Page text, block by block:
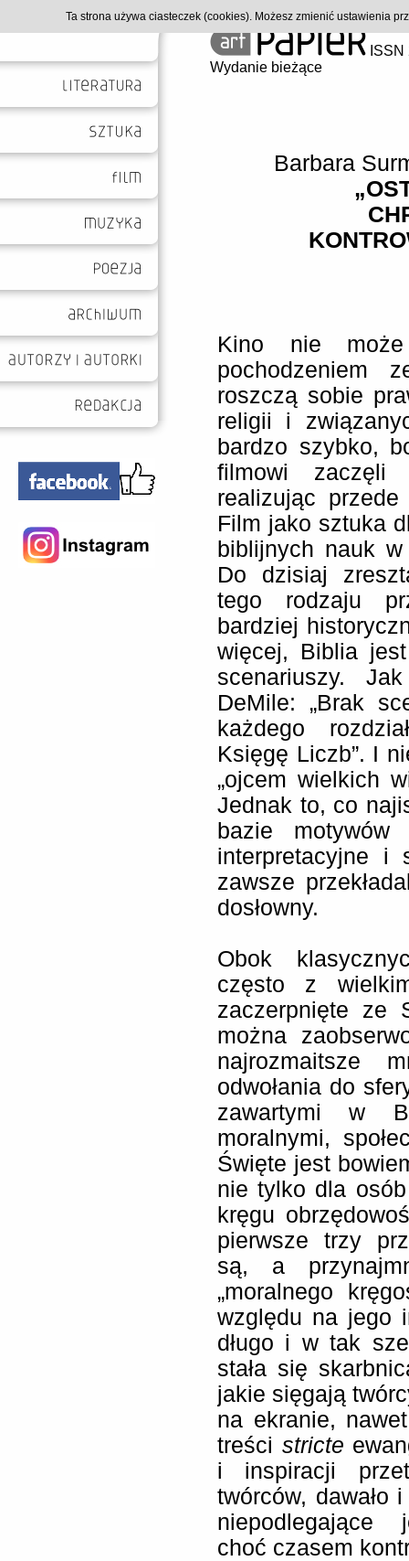
Wydanie bieżące
Barbara
Kino nie
pochodzeniem
roszczą sobie
religii i
bardzo szybko,
filmowi zaczęli
realizując
Film jako sztuka
biblijnych nauk
Do dzisiaj
tego rodzaju
bardziej
więcej, Biblia
scenariuszy.
DeMile: „Brak
każdego
Księgę Liczb”. I
„ojcem wielkich
Jednak to, co
bazie
interpretacyjne i
zawsze
dosłowny.
Obok
często z
zaczerpnięte ze
można
najrozmaitsze
odwołania do
zawartymi w
moralnymi,
Święte jest
nie tylko dla
kręgu
pierwsze trzy
są, a
„moralnego
względu na jego
długo i w tak
stała się
jakie sięgają
na ekranie,
treści stricte
i inspiracji
twórców, dawało
niepodlegające
choć czasem
Ta strona używa ciasteczek (cookies). Możesz zmienić ustawienia